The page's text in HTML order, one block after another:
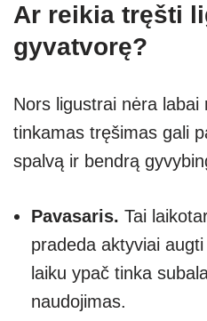
Ar reikia tręšti
gyvatvorę?
Nors ligustrai nėra labai
tinkamas tręšimas gali
spalvą ir bendrą
Pavasaris. Tai
pradeda aktyviai
laiku ypač tinka
naudojimas.